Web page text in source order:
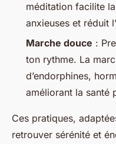
méditation facilite
anxieuses et réduit
Marche douce :
ton rythme. La
d’endorphines,
améliorant la santé
Ces pratiques,
retrouver sérénité et